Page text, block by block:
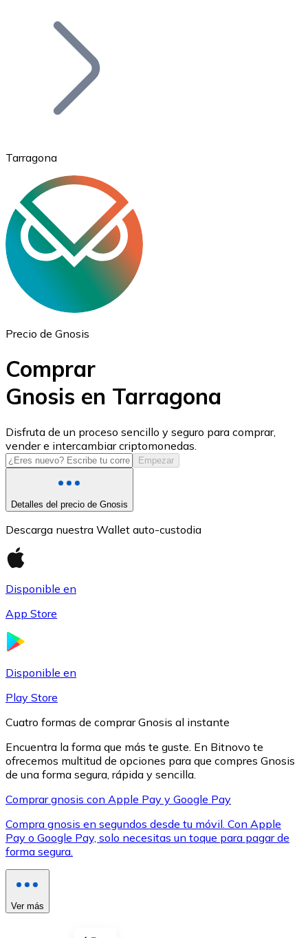
Bitcoin
Ethereum
ETH
USD Coin
USDC
XRP
XRP
Ver todo
Tarragona
Precio de Gnosis
Comprar
Gnosis en Tarragona
Disfruta de un proceso sencillo y seguro para comprar,
vender e intercambiar criptomonedas.
Empezar
Detalles del precio de Gnosis
Descarga nuestra Wallet auto-custodia
Disponible en
App Store
Disponible en
Play Store
Cuatro formas de comprar Gnosis al instante
Encuentra la forma que más te guste. En Bitnovo te
ofrecemos multitud de opciones para que compres Gnosis
de una forma segura, rápida y sencilla.
Comprar gnosis con Apple Pay y Google Pay
Compra gnosis en segundos desde tu móvil. Con Apple
Pay o Google Pay, solo necesitas un toque para pagar de
forma segura.
Ver más